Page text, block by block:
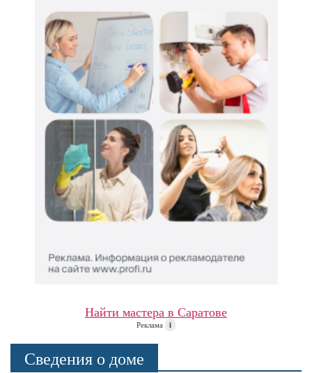
Найти мастера в Саратове
Реклама i
Сведения о доме